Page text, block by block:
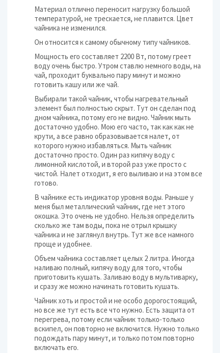
Материал отлично переносит нагрузку большой
температурой, не трескается, не плавится. Цвет
чайника не изменился.
Он относится к самому обычному типу чайников.
Мощность его составляет 2200 Вт, потому греет
воду очень быстро. Утром ставлю немного воды, на
чай, проходит буквально пару минут и можно
готовить кашу или же чай.
Выбирали такой чайник, чтобы нагревательный
элемент был полностью скрыт. Тут он сделан под
дном чайника, потому его не видно. Чайник мыть
достаточно удобно. Мою его часто, так как как не
крути, а все равно образовывается налет, от
которого нужно избавляться. Мыть чайник
достаточно просто. Один раз кипячу воду с
лимонной кислотой, и второй раз уже просто с
чистой. Налет отходит, я его выливаю и на этом все
готово.
В чайнике есть индикатор уровня воды. Раньше у
меня был металлический чайник, где нет этого
окошка. Это очень не удобно. Нельзя определить
сколько же там воды, пока не отрыл крышку
чайника и не заглянул внутрь. Тут же все намного
проще и удобнее.
Объем чайника составляет целых 2 литра. Иногда
наливаю полный, кипячу воду для того, чтобы
приготовить кушать. Заливаю воду в мультиварку,
и сразу же можно начинать готовить кушать.
Чайник хоть и простой и не особо дорогостоящий,
но все же тут есть все что нужно. Есть защита от
перегрева, потому если чайник только-только
вскипел, он повторно не включится. Нужно только
подождать пару минут, и только потом повторно
включать его.